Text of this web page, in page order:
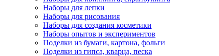
Наборы для лепки
Наборы для рисования
Наборы для создания косметики
Наборы опытов и экспериментов
Поделки из бумаги, картона, фольги
Поделки из гипса, кварца, песка